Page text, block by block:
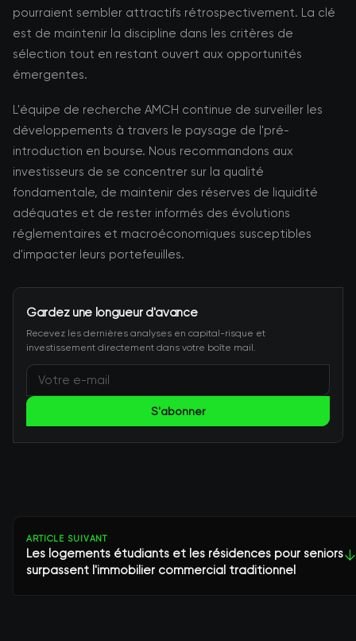
pourraient sembler attractifs rétrospectivement. La clé
est de maintenir la discipline dans les critères de
sélection tout en restant ouvert aux opportunités
émergentes.
L'équipe de recherche AMCH continue de surveiller les
développements à travers le paysage de l'pré-
introduction en bourse. Nous recommandons aux
investisseurs de se concentrer sur la qualité
fondamentale, de maintenir des réserves de liquidité
adéquates et de rester informés des évolutions
réglementaires et macroéconomiques susceptibles
d'impacter leurs portefeuilles.
Gardez une longueur d'avance
Recevez les dernières analyses en capital-risque et
investissement directement dans votre boîte mail.
S'abonner
ARTICLE SUIVANT
Les logements étudiants et les résidences pour seniors
surpassent l'immobilier commercial traditionnel
↓